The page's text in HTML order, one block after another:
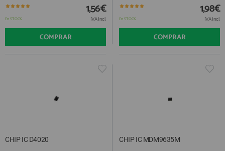
En STOCK
1,56€
IVA Incl.
COMPRAR
En STOCK
1,98€
IVA Incl.
COMPRAR
CHIP IC D4020 CHIP IC MDM9635M